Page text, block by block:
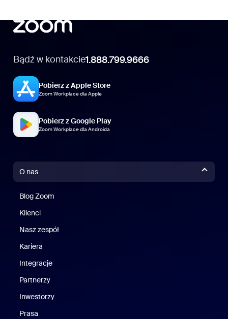
Bądź w kontakcie1.888.799.9666
Pobierz z Apple Store
Zoom Workplace dla Apple
Pobierz z Google Play
Zoom Workplace dla Androida
O nas
Blog Zoom
Klienci
Nasz zespół
Kariera
Integracje
Partnerzy
Inwestorzy
Prasa